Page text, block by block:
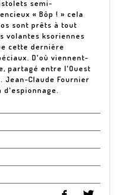
semi-
« Bôp ! » cela
sont prêts à tout
volantes ksoriennes
cette dernière
D'où viennent-
partagé entre l'Ouest
Jean-Claude Fournier